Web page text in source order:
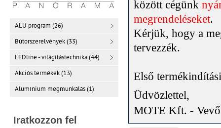
között cégünk
megrendeléseket.
Kérjük, hogy a
tervezzék.
Első
Üdvözlettel,
MOTE Kft. -
ALU program (26)
Bútorszerelvények (33)
LEDline - világítástechnika (44)
Akciós termékek (13)
Alumínium megmunkálás (1)
Iratkozzon fel